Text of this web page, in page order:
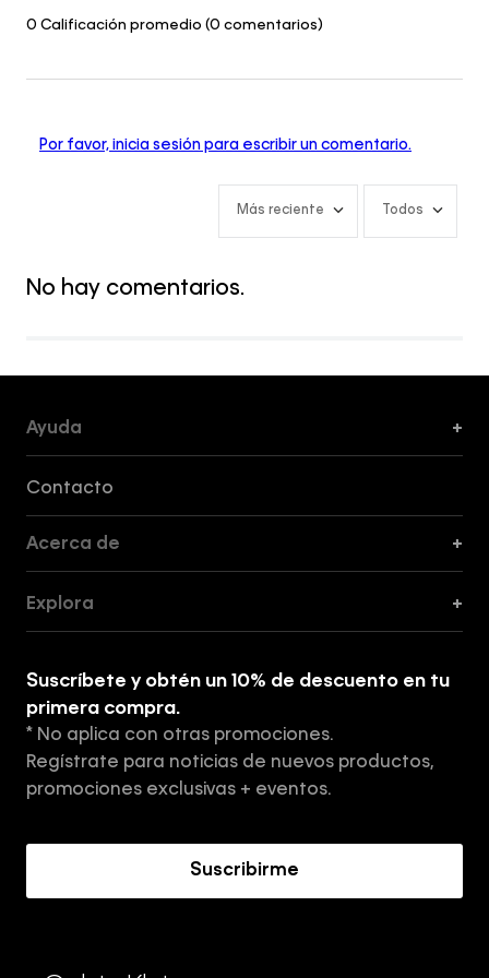
0 Calificación promedio (0 comentarios)
Por favor, inicia sesión para escribir un comentario.
Más reciente Todos
No hay comentarios.
Ayuda +
Contacto
Acerca de +
Tiendas
Aviso de privacidad
Términos y Condiciones
Explora +
Suscríbete y obtén un 10% de descuento en tu
primera compra.
* No aplica con otras promociones.
Regístrate para noticias de nuevos productos,
promociones exclusivas + eventos.
Suscribirme